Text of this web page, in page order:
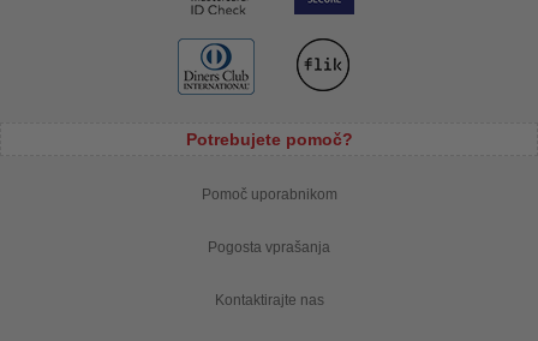
Potrebujete pomoč?
Pomoč uporabnikom
Pogosta vprašanja
Kontaktirajte nas